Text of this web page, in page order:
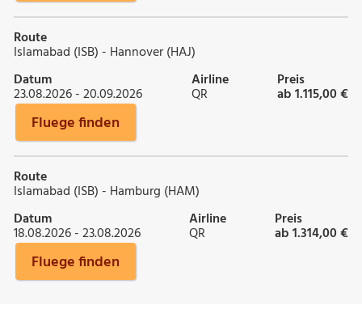
Route
Islamabad (ISB) - Hannover (HAJ)
Datum
23.08.2026 - 20.09.2026
Airline
QR
Preis
ab 1.115,00 €
Fluege finden
Route
Islamabad (ISB) - Hamburg (HAM)
Datum
18.08.2026 - 23.08.2026
Airline
QR
Preis
ab 1.314,00 €
Fluege finden